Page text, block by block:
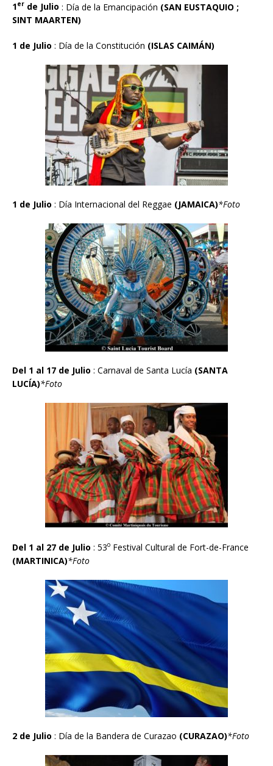
1er de Julio : Día de la Emancipación (SAN EUSTAQUIO ;
SINT MAARTEN)
1 de Julio : Día de la Constitución (ISLAS CAIMÁN)
1 de Julio : Día Internacional del Reggae (JAMAICA)*Foto
Del 1 al 17 de Julio : Carnaval de Santa Lucía (SANTA
LUCÍA)*Foto
Del 1 al 27 de Julio : 53o Festival Cultural de Fort-de-France
(MARTINICA)*Foto
2 de Julio : Día de la Bandera de Curazao (CURAZAO)*Foto